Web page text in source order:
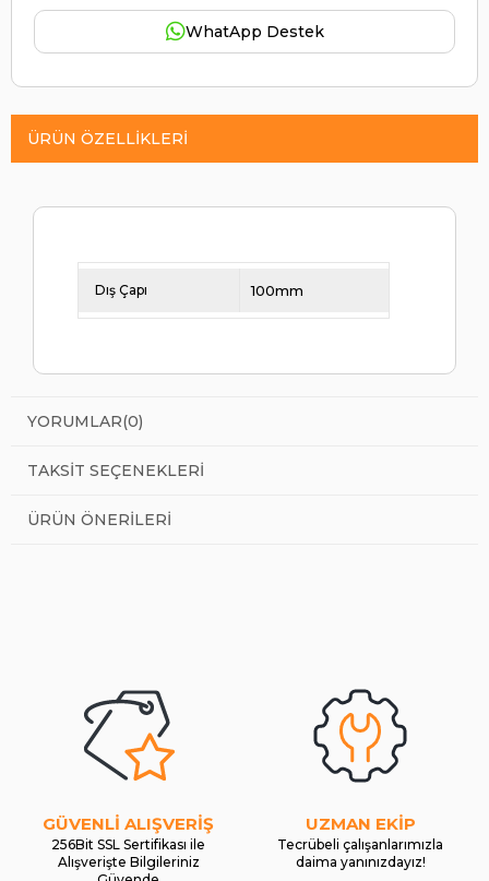
WhatApp Destek
ÜRÜN ÖZELLIKLERI
Dış Çapı 100mm
YORUMLAR(0)
TAKSIT SEÇENEKLERI
ÜRÜN ÖNERILERI
GÜVENLİ ALIŞVERİŞ
256Bit SSL Sertifikası ile
Alışverişte Bilgileriniz
UZMAN EKİP
Tecrübeli çalışanlarımızla
daima yanınızdayız!